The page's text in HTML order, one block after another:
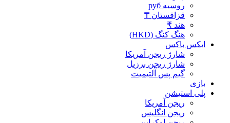
روسیه руб
قزاقستان ₸
هند ₹
هنگ کنگ (HKD)
ایکس باکس
شارژ ریجن آمریکا
شارژ ریجن برزیل
گیم پس آلتیمیت
بازی
پلی استیشن
ریجن آمریکا
ریجن انگلیس